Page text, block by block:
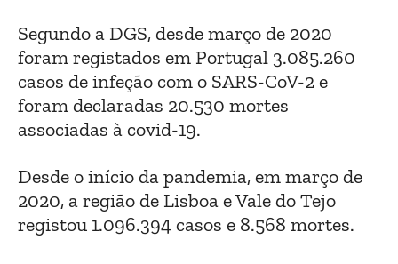
Segundo a DGS, desde março de 2020
foram registados em Portugal 3.085.260
casos de infeção com o SARS-CoV-2 e
foram declaradas 20.530 mortes
associadas à covid-19.
Desde o início da pandemia, em março de
2020, a região de Lisboa e Vale do Tejo
registou 1.096.394 casos e 8.568 mortes.